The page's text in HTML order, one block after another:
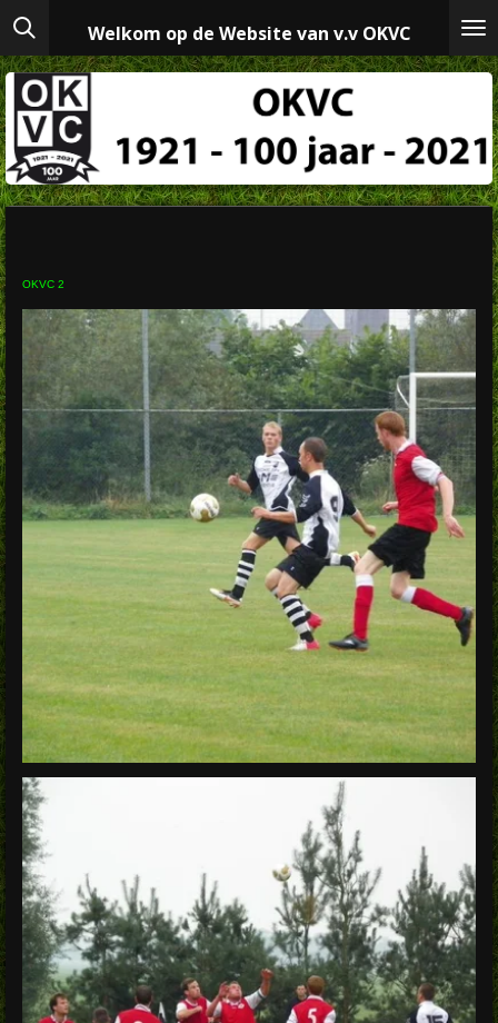
Ga
direct
naar
de
hoofdinhoud
Welkom op de Website van v.v OKVC
OKVC 2